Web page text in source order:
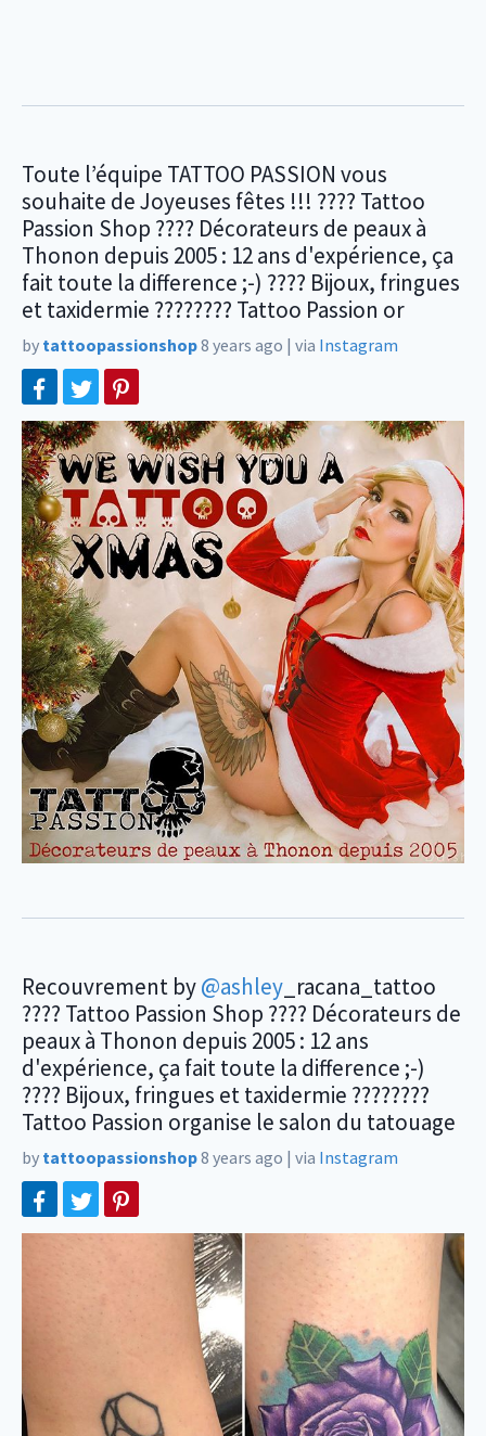
Toute l’équipe TATTOO PASSION vous
souhaite de Joyeuses fêtes !!! ???? Tattoo
Passion Shop ???? Décorateurs de peaux à
Thonon depuis 2005 : 12 ans d'expérience, ça
fait toute la difference ;-) ???? Bijoux, fringues
et taxidermie ???????? Tattoo Passion or
by tattoopassionshop8 years ago | via Instagram
Recouvrement by@ashley _racana_tattoo
???? Tattoo Passion Shop ???? Décorateurs de
peaux à Thonon depuis 2005 : 12 ans
d'expérience, ça fait toute la difference ;-)
???? Bijoux, fringues et taxidermie ????????
Tattoo Passion organise le salon du tatouage
by tattoopassionshop8 years ago | via Instagram